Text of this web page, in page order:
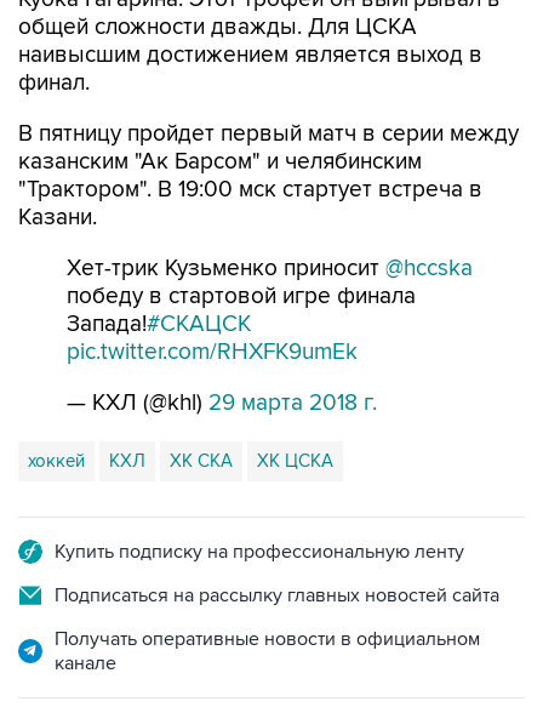
общей сложности дважды. Для ЦСКА
наивысшим достижением является выход в
финал.
В пятницу пройдет первый матч в серии между
казанским "Ак Барсом" и челябинским
"Трактором". В 19:00 мск стартует встреча в
Казани.
Хет-трик Кузьменко приносит @hccska
победу в стартовой игре финала
Запада!#СКАЦСК
pic.twitter.com/RHXFK9umEk
— КХЛ (@khl) 29 марта 2018 г.
хоккей КХЛ ХК СКА ХК ЦСКА
Купить подписку на профессиональную ленту
Подписаться на рассылку главных новостей сайта
Получать оперативные новости в официальном
канале